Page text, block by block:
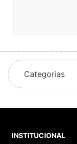
Categorias
INSTITUCIONAL